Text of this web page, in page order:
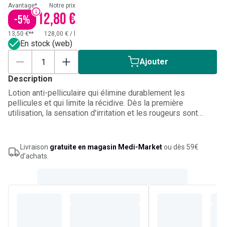
Avantage*
-5%
Notre prix
12,80 €
13,50 €** 128,00 € /
En stock (web)
Ajouter
Description
Lotion anti-pelliculaire qui élimine durablement les
pellicules et qui limite la récidive. Dès la première
utilisation, la sensation d'irritation et les rougeurs sont
non-collante. Effet frais. Sans rinçage.
Livraison gratuite en magasin Medi-Marketou dès 59€
d’achats.